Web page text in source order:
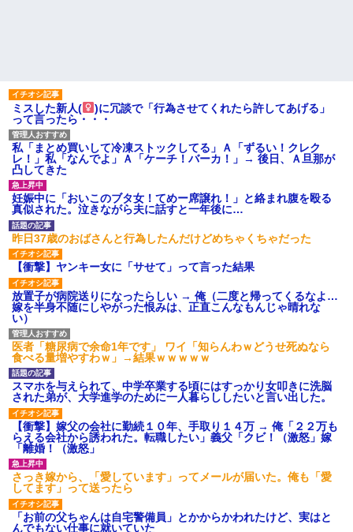
ミスした新人(
)に冗談で「行為させてくれたら許してあげる」
って言ったら・・・
私「まとめ買いして冷凍ストックしてる」Ａ「ずるい！クレク
レ！」私「なんでよ」Ａ「ケーチ！バーカ！」→ 後日、Ａ旦那が
凸してきた
妊娠中に「おいこのブタ女！てめー席譲れ！」と絡まれ腹を殴る
真似された。泣きながら夫に話すと一年後に…
昨日37歳のおばさんと行為したんだけどめちゃくちゃだった
【衝撃】ヤンキー女に「サせて」って言った結果
放置子が病院送りになったらしい → 俺（二度と帰ってくるなよ…
嫁を半身不随にしやがった恨みは、正直こんなもんじゃ晴れな
い）
医者「糖尿病で余命1年です」 ワイ「知らんわｗどうせ死ぬなら
食べる量増やすわｗ」→結果ｗｗｗｗｗ
スマホを与えられて、中学卒業する頃にはすっかり女叩きに洗脳
された弟が、大学進学のために一人暮らししたいと言い出した。
【衝撃】嫁父の会社に勤続１０年、手取り１４万 → 俺「２２万も
らえる会社から誘われた。転職したい」義父「クビ！（激怒」嫁
「離婚！（激怒」
さっき嫁から、「愛しています」ってメールが届いた。俺も「愛
してます」って送ったら
「お前の父ちゃんは自宅警備員」とかからかわれたけど、実はと
んでもない仕事に就いていた